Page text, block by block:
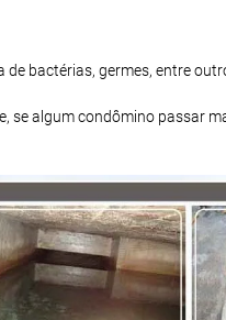
bactérias, germes, entre
se algum condômino passar